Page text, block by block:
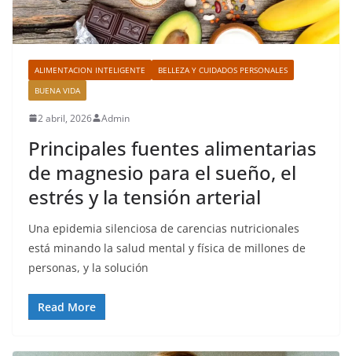
ALIMENTACION INTELIGENTE
BELLEZA Y CUIDADOS PERSONALES
BUENA VIDA
2 abril, 2026 Admin
Principales fuentes alimentarias
de magnesio para el sueño, el
estrés y la tensión arterial
Una epidemia silenciosa de carencias nutricionales
está minando la salud mental y física de millones de
personas, y la solución
Read More